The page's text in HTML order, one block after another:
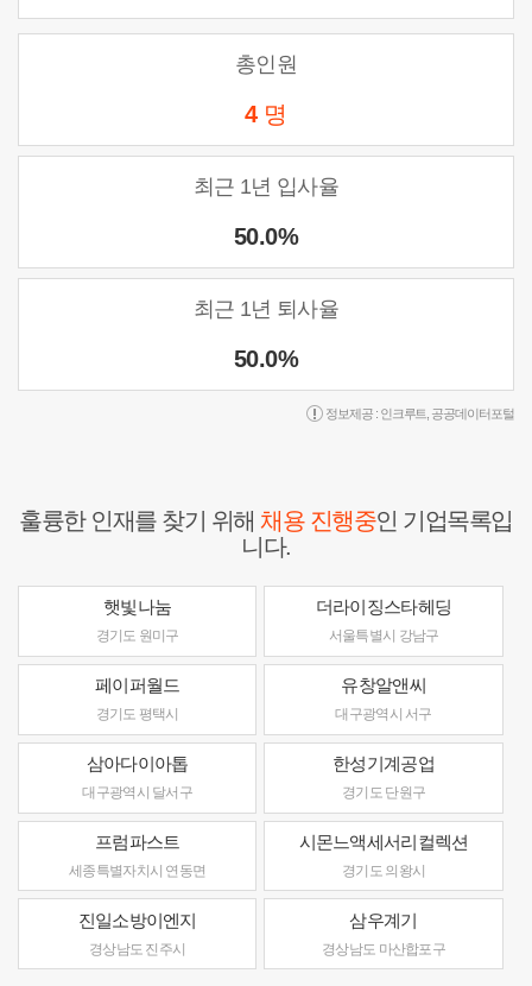
총인원
4 명
최근 1년 입사율
50.0%
최근 1년 퇴사율
50.0%
정보제공 : 인크루트 공공데이터포털
훌륭한 인재를 찾기 위해채용 진행중인 기업목록입
니다.
햇빛나눔
경기도 원미구
더라이징스타헤딩
서울특별시 강남구
페이퍼월드
경기도 평택시
유창알앤씨
대구광역시 서구
삼아다이아톱
대구광역시 달서구
한성기계공업
경기도 단원구
프럼파스트
세종특별자치시 연동면
시몬느액세서리컬렉션
경기도 의왕시
진일소방이엔지
경상남도 진주시
삼우계기
경상남도 마산합포구